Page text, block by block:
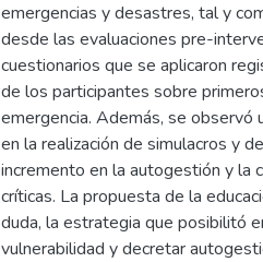
emergencias y desastres, tal y
desde las evaluaciones pre-
cuestionarios que se aplicaron
de los participantes sobre
emergencia. Además, se observó
en la realización de simulacros y
incremento en la autogestión y la
críticas. La propuesta de la
duda, la estrategia que posibilitó
vulnerabilidad y decretar